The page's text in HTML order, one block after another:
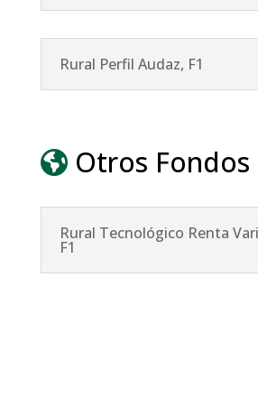
Rural Perfil Audaz, F1
Otros Fondos
Rural Tecnológico Renta
F1